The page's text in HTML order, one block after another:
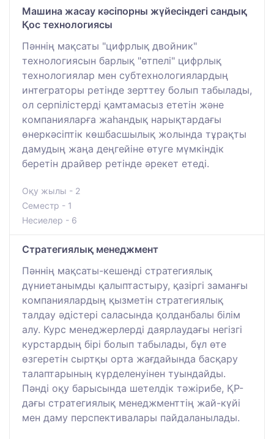
Машина жасау кәсіпорны жүйесіндегі сандық
Қос технологиясы
Пәннің мақсаты "цифрлық двойник"
технологиясын барлық "өтпелі" цифрлық
технологиялар мен субтехнологиялардың
интеграторы ретінде зерттеу болып табылады,
ол серпілістерді қамтамасыз ететін және
компанияларға жаһандық нарықтардағы
өнеркәсіптік көшбасшылық жолында тұрақты
дамудың жаңа деңгейіне өтуге мүмкіндік
беретін драйвер ретінде әрекет етеді.
Оқу жылы - 2
Семестр - 1
Несиелер - 6
Стратегиялық менеджмент
Пәннің мақсаты-кешенді стратегиялық
дүниетанымды қалыптастыру, қазіргі заманғы
компаниялардың қызметін стратегиялық
талдау әдістері саласында қолданбалы білім
алу. Курс менеджерлерді даярлаудағы негізгі
курстардың бірі болып табылады, бұл өте
өзгеретін сыртқы орта жағдайында басқару
талаптарының күрделенуінен туындайды.
Пәнді оқу барысында шетелдік тәжірибе, ҚР-
дағы стратегиялық менеджменттің жай-күйі
мен даму перспективалары пайдаланылады.